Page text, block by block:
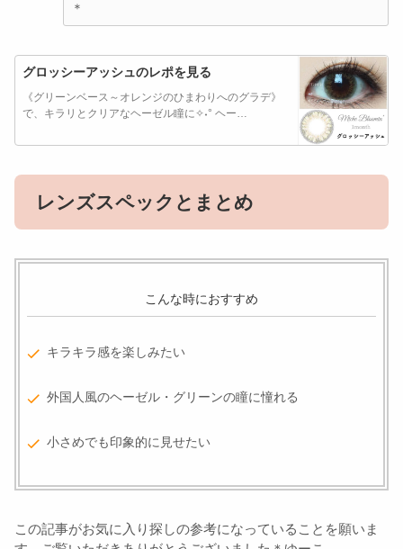
＊
グロッシーアッシュのレポを見る
《グリーンベース～オレンジのひまわりへのグラデ》
で、キラリとクリアなヘーゼル瞳に✧˖° ヘー…
レンズスペックとまとめ
こんな時におすすめ
キラキラ感を楽しみたい
外国人風のヘーゼル・グリーンの瞳に憧れる
小さめでも印象的に見せたい
この記事がお気に入り探しの参考になっていることを願いま